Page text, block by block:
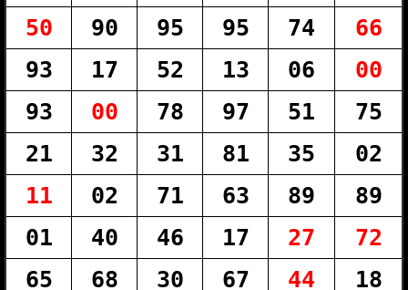
50
90 95 95 74
66
93
17 52 13 06
00
93
00 78 97 51
75
21
32 31 81 35
02
11
02 71 63 89
89
01
40 46 17 27
72
65
68 30 67 44
18